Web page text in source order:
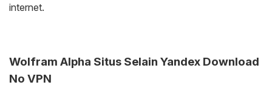
internet.
Wolfram Alpha Situs Selain Yandex Download
No VPN